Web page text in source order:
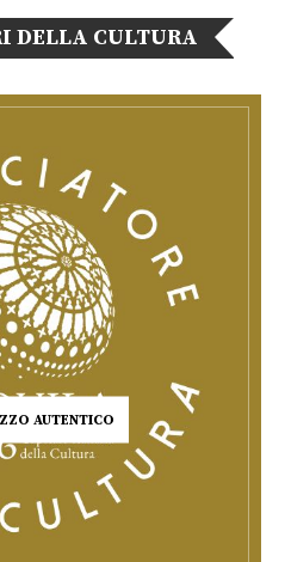
DELLA CULTURA
AUTENTICO